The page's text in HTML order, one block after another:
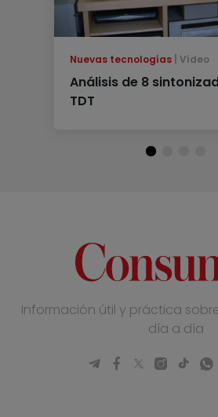
Nuevas tecnologías Vídeo
Análisis de 8
TDT
Información útil y práctica
día a día